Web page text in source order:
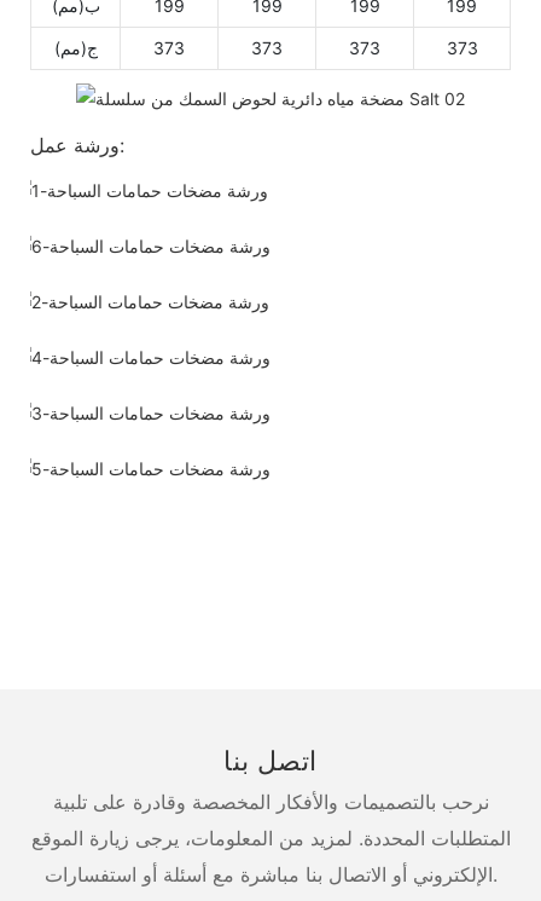
ب(مم) 199 199 199 199
ج(مم) 373 373 373 373
ورشة عمل:
اتصل بنا
نرحب بالتصميمات والأفكار المخصصة وقادرة على تلبية
المتطلبات المحددة. لمزيد من المعلومات، يرجى زيارة الموقع
الإلكتروني أو الاتصال بنا مباشرة مع أسئلة أو استفسارات.